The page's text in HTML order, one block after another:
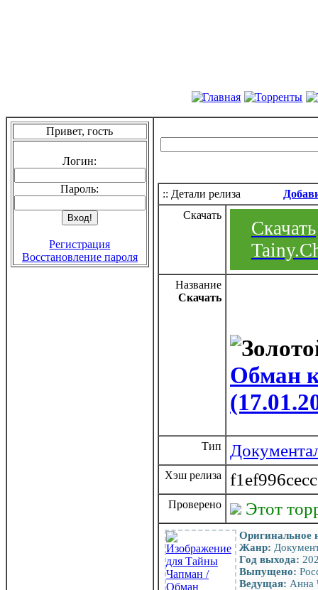
Привет, гость
Логин:
Пароль:
Регистрация
Восстановление пароля
:: Детали релиза
Скачать
Скачать
Название
Скачать
Обман
Тип
Хэш релиза
Проверено Этот
Оригинальное
Жанр:
Год выхода:
Выпущено:
Ведущая: Анна